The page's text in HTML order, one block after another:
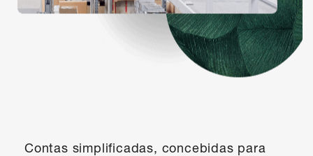
Contas simplificadas, concebidas para